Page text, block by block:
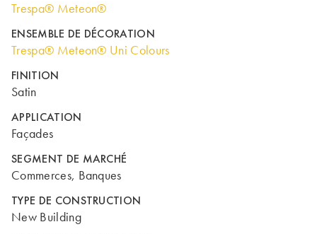
Trespa® Meteon®
ENSEMBLE DE DÉCORATION
Trespa® Meteon® Uni Colours
FINITION
Satin
APPLICATION
Façades
SEGMENT DE MARCHÉ
Commerces, Banques
TYPE DE CONSTRUCTION
New Building